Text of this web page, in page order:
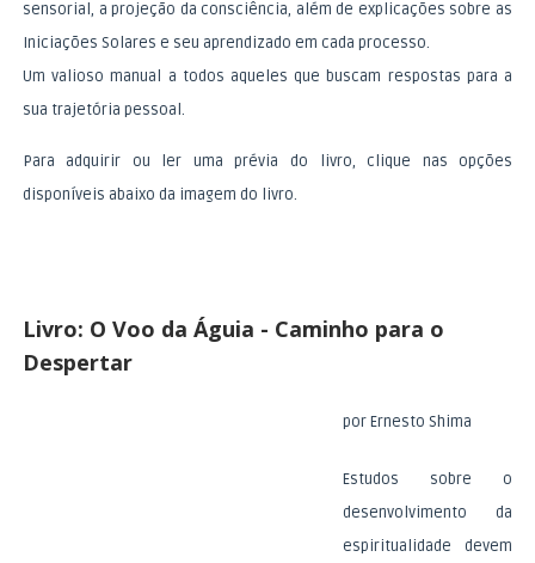
sensorial, a projeção da consciência, além de explicações sobre as
Iniciações Solares e seu aprendizado em cada processo.
Um valioso manual a todos aqueles que buscam respostas para a
sua trajetória pessoal.
Para adquirir ou ler uma prévia do livro, clique nas opções
disponíveis abaixo da imagem do livro.
Livro: O Voo da Águia - Caminho para o
Despertar
por Ernesto Shima
Estudos sobre o
desenvolvimento da
espiritualidade devem